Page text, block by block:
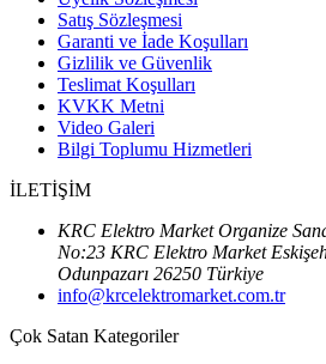
Satış Sözleşmesi
Garanti ve İade Koşulları
Gizlilik ve Güvenlik
Teslimat Koşulları
KVKK Metni
Video Galeri
Bilgi Toplumu Hizmetleri
İLETİŞİM
KRC Elektro Market Organize
No:23 KRC Elektro Market
Odunpazarı 26250 Türkiye
info@krcelektromarket.com.tr
Çok Satan Kategoriler